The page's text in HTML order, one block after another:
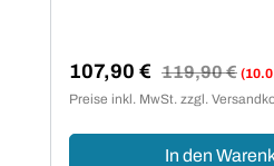
Verkaufspreis:
107,90 € Regulärer Preis:
119,90 €
Preise inkl. MwSt. zzgl.
In den